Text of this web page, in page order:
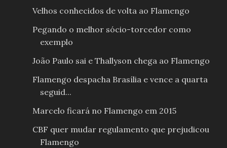
Velhos conhecidos de volta ao Flamengo
Pegando o melhor sócio-torcedor como
exemplo
João Paulo sai e Thallyson chega ao Flamengo
Flamengo despacha Brasília e vence a quarta
seguid...
Marcelo ficará no Flamengo em 2015
CBF quer mudar regulamento que prejudicou
Flamengo